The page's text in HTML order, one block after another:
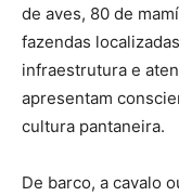
de aves, 80 de
fazendas
infraestrutura e
apresentam
cultura pantaneira.
De barco, a cavalo